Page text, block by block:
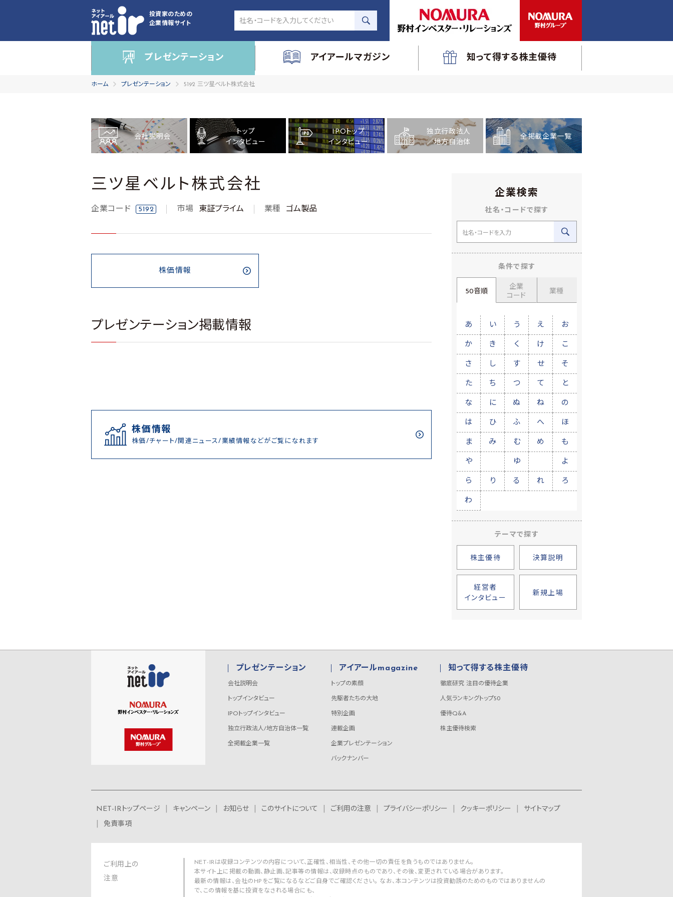
投資家のための
企業情報サイト
プレゼンテーション アイアールマガジン 知って得する株主優待
ホーム プレゼンテーション 5192 三ツ星ベルト株式会社
会社説明会
トップ
インタビュー
IPOトップ
インタビュー
独立行政法人
／地方自治体
全掲載企業一覧
三ツ星ベルト株式会社
企業コード 5192 市場 東証プライム 業種 ゴム製品
株価情報
プレゼンテーション掲載情報
株価情報
株価/チャート/関連ニュース/業績情報などがご覧になれます
企業検索
社名・コードで探す
条件で探す
50音順
企業
コード
業種
あ い う え お
か き く け こ
さ し す せ そ
た ち つ て と
な に ぬ ね の
は ひ ふ へ ほ
ま み む め も
や ゆ よ
ら り る れ ろ
わ
テーマで探す
株主優待 決算説明
経営者
インタビュー
新規上場
プレゼンテーション
会社説明会
トップインタビュー
IPOトップインタビュー
独立行政法人/地方自治体一覧
全掲載企業一覧
アイアールmagazine
トップの素顔
先駆者たちの大地
特別企画
連載企画
企業プレゼンテーション
バックナンバー
知って得する株主優待
徹底研究 注目の優待企業
人気ランキングトップ50
優待Q&A
株主優待検索
NET-IRトップページ キャンペーン お知らせ このサイトについて ご利用の注意 プライバシーポリシー クッキーポリシー
サイトマップ
免責事項
ご利用上の
注意
NET-IRは収録コンテンツの内容について、正確性、相当性、その他一切の責任を負うものではありません。
本サイト上に掲載の動画、静止画、記事等の情報は、収録時点のものであり、その後、変更されている場合があります。
最新の情報は、会社のHPをご覧になるなどご自身でご確認ください。 なお、本コンテンツは投資勧誘のためのものではありませんの
で、この情報を基に投資をなされる場合にも、